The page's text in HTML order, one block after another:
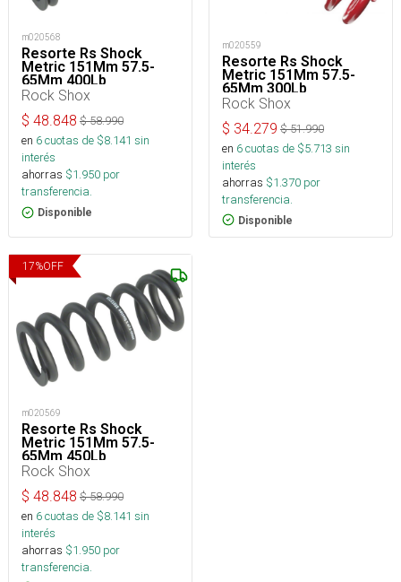
m020568
Resorte Rs Shock
Metric 151Mm 57.5-
65Mm 400Lb
Rock Shox
$ 48.848 $58.990
en 6cuotas de $8.141 sin
interés
ahorras $1.950 por
transferencia.
Disponible
m020559
Resorte Rs Shock
Metric 151Mm 57.5-
65Mm 300Lb
Rock Shox
$ 34.279 $51.990
en 6cuotas de $5.713 sin
interés
ahorras $1.370 por
transferencia.
Disponible
17%OFF
m020569
Resorte Rs Shock
Metric 151Mm 57.5-
65Mm 450Lb
Rock Shox
$ 48.848 $58.990
en 6cuotas de $8.141 sin
interés
ahorras $1.950 por
transferencia.